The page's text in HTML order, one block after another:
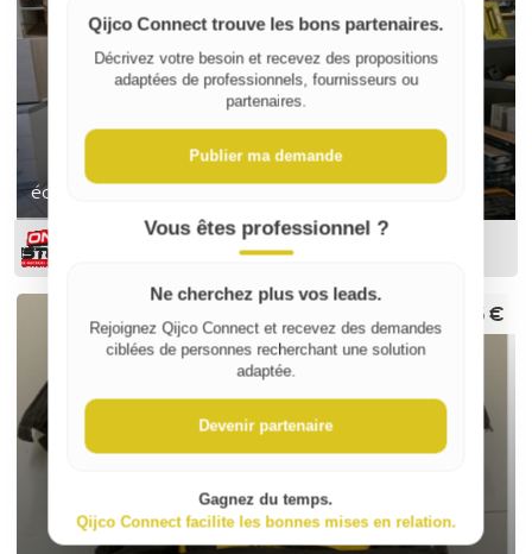
échelle tubesca 7 barreaux
15 €
Qijco Connect trouve les bons partenaires.
Décrivez votre besoin et recevez des propositions
adaptées de professionnels, fournisseurs ou
partenaires.
Publier ma demande
Vous êtes professionnel ?
Ne cherchez plus vos leads.
Rejoignez Qijco Connect et recevez des demandes
ciblées de personnes recherchant une solution
adaptée.
Devenir partenaire
Gagnez du temps.
Qijco Connect facilite les bonnes mises en relation.